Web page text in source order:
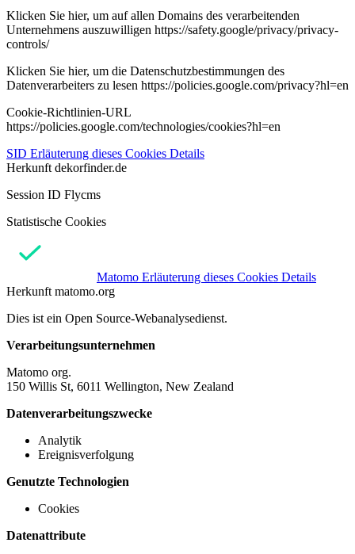
Klicken Sie hier, um auf allen Domains des verarbeitenden
Unternehmens auszuwilligen https://safety.google/privacy/privacy-
controls/
Klicken Sie hier, um die Datenschutzbestimmungen des
Datenverarbeiters zu lesen https://policies.google.com/privacy?hl=en
Cookie-Richtlinien-URL
https://policies.google.com/technologies/cookies?hl=en
SID Erläuterung dieses Cookies Details
Herkunft dekorfinder.de
Session ID Flycms
Statistische Cookies
Matomo Erläuterung dieses Cookies Details
Herkunft matomo.org
Dies ist ein Open Source-Webanalysedienst.
Verarbeitungsunternehmen
Matomo org.
150 Willis St, 6011 Wellington, New Zealand
Datenverarbeitungszwecke
Analytik
Ereignisverfolgung
Genutzte Technologien
Cookies
Datenattribute